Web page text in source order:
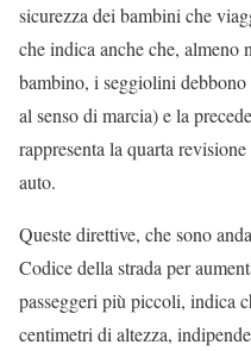
sicurezza dei bambini che
che indica anche che,
bambino, i seggiolini debbono
al senso di marcia) e la
rappresenta la quarta
auto.
Queste direttive, che sono
Codice della strada per
passeggeri più piccoli, indica
centimetri di altezza,